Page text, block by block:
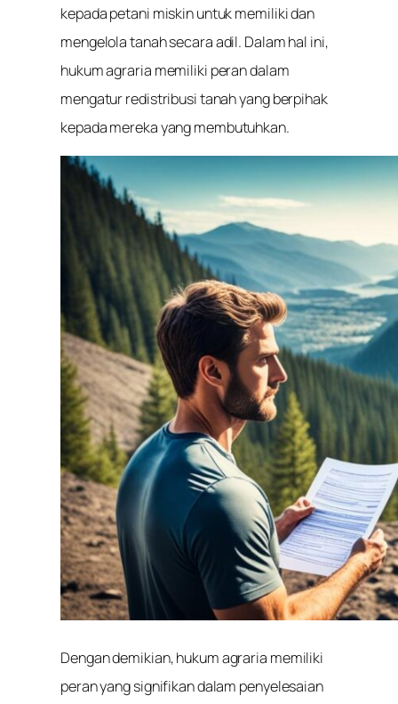
kepada petani miskin untuk memiliki dan
mengelola tanah secara adil. Dalam hal ini,
hukum agraria memiliki peran dalam
mengatur redistribusi tanah yang berpihak
kepada mereka yang membutuhkan.
Dengan demikian, hukum agraria memiliki
peran yang signifikan dalam penyelesaian